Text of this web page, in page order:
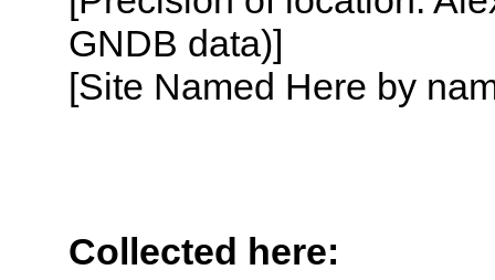
GNDB data)]
[Site Named Here by
Collected here: